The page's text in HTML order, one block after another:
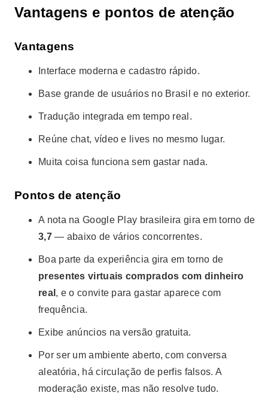
Vantagens e pontos de atenção
Vantagens
Interface moderna e cadastro rápido.
Base grande de usuários no Brasil e no exterior.
Tradução integrada em tempo real.
Reúne chat, vídeo e lives no mesmo lugar.
Muita coisa funciona sem gastar nada.
Pontos de atenção
A nota na Google Play brasileira gira em torno de
3,7— abaixo de vários concorrentes.
Boa parte da experiência gira em torno de
presentes virtuais comprados com dinheiro
real , e o convite para gastar aparece com
frequência.
Exibe anúncios na versão gratuita.
Por ser um ambiente aberto, com conversa
aleatória, há circulação de perfis falsos. A
moderação existe, mas não resolve tudo.